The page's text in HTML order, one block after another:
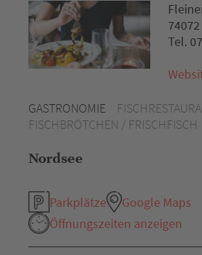
GASTRONOMIE
FISCHBRÖTCHEN / FRISCHFISCH
Nordsee
Parkplätze
Google Maps
Öffnungszeiten anzeigen
Tel.